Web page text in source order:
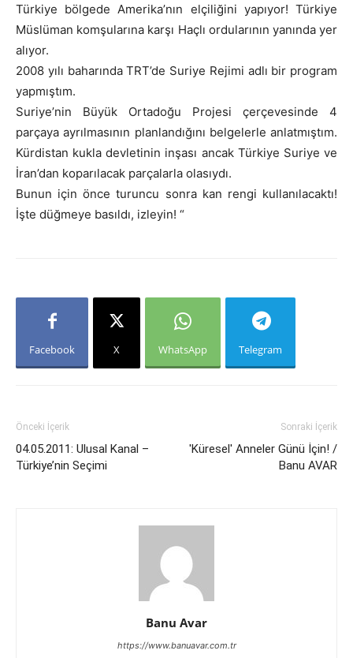
Türkiye bölgede Amerika’nın elçiliğini yapıyor! Türkiye
Müslüman komşularına karşı Haçlı ordularının yanında yer
alıyor.
2008 yılı baharında TRT’de Suriye Rejimi adlı bir program
yapmıştım.
Suriye’nin Büyük Ortadoğu Projesi çerçevesinde 4
parçaya ayrılmasının planlandığını belgelerle anlatmıştım.
Kürdistan kukla devletinin inşası ancak Türkiye Suriye ve
İran’dan koparılacak parçalarla olasıydı.
Bunun için önce turuncu sonra kan rengi kullanılacaktı!
İşte düğmeye basıldı, izleyin! “
Facebook X WhatsApp Telegram
Önceki İçerik
04.05.2011: Ulusal Kanal –
Türkiye’nin Seçimi
Sonraki İçerik
'Küresel' Anneler Günü İçin! /
Banu AVAR
Banu Avar
https://www.banuavar.com.tr